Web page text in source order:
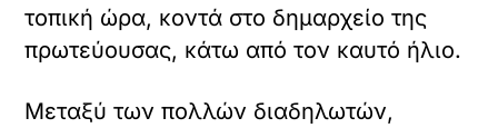
τοπική ώρα, κοντά στο δημαρχείο της
πρωτεύουσας, κάτω από τον καυτό ήλιο.
Μεταξύ των πολλών διαδηλωτών,